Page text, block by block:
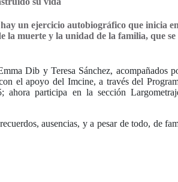
un ejercicio autobiográfico que inicia
la muerte y la unidad de la familia, que
Dib y Teresa Sánchez, acompañados
el apoyo del Imcine, a través del
participa en la sección
ausencias, y a pesar de todo, de